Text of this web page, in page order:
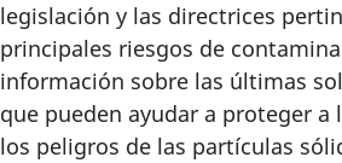
legislación y las directrices
principales riesgos de
información sobre las últimas
que pueden ayudar a proteger a
los peligros de las partículas